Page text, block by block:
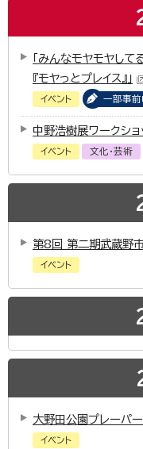
「みんなモヤモヤし
『モヤっとプレイス』」
イベント 一部事
中野浩樹展ワークショ
イベント 文化・芸術
第8回 第二期武蔵野
イベント
大野田公園プレーパ
イベント